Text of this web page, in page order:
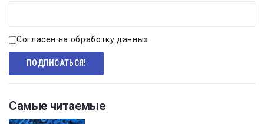
Согласен на обработку данных
Самые читаемые